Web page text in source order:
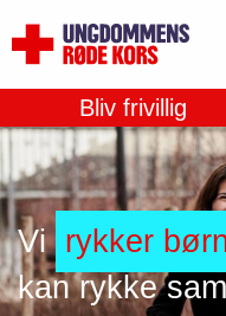
til
hovedindhold
Bliv frivillig
Vi rykker
kan rykke